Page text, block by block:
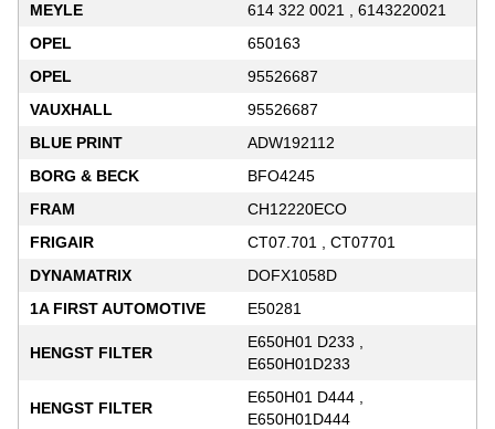
MEYLE
614 322 0021 , 6143220021
OPEL
650163
OPEL
95526687
VAUXHALL
95526687
BLUE PRINT
ADW192112
BORG & BECK
BFO4245
FRAM
CH12220ECO
FRIGAIR
CT07.701 , CT07701
DYNAMATRIX
DOFX1058D
1A FIRST AUTOMOTIVE
E50281
HENGST FILTER
E650H01 D233 ,
E650H01D233
HENGST FILTER
E650H01 D444 ,
E650H01D444